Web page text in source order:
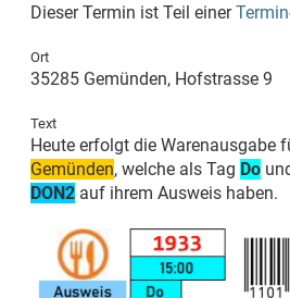
Dieser Termin ist Teil einer
Ort
35285 Gemünden, Hofstrasse 9
Text
Heute erfolgt die Warenausgabe
Gemünden, welche als Tag Do
DON2 auf ihrem Ausweis haben.